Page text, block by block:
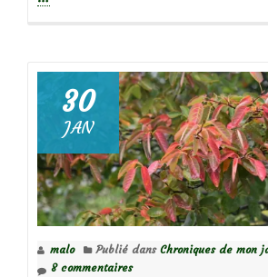
30
JAN
malo Publié dans Chroniques de mon
8 commentaires